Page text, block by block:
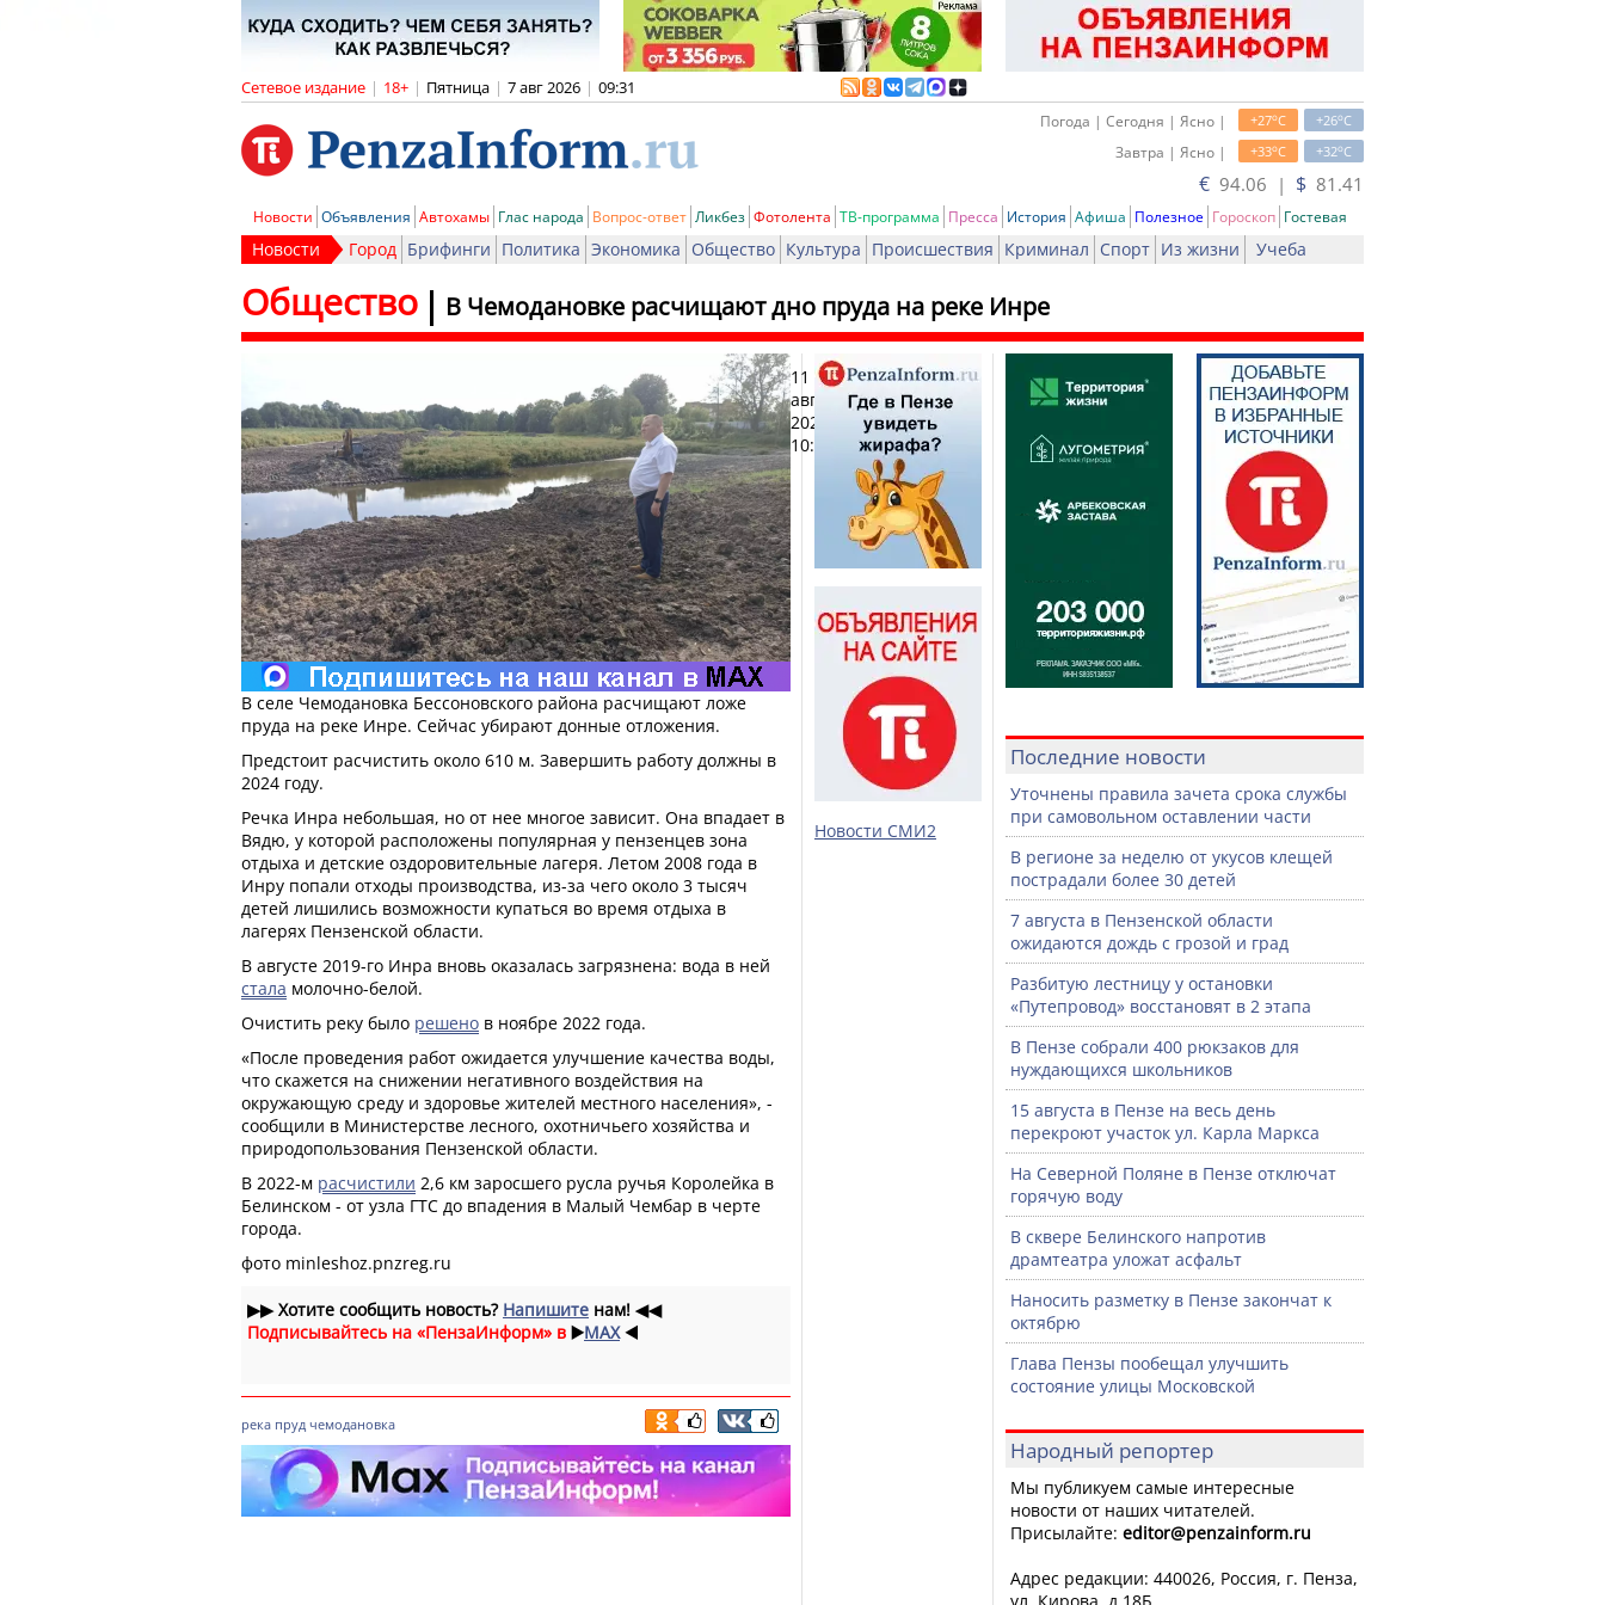
Сетевое издание | 18+ | Пятница | 7 авг 2026 | 09:31
+26oC
+27oC
Погода | Сегодня | Ясно |
+32oC
+33oC
Завтра | Ясно |
€ 94.06 | $ 81.41
Новости Объявления Автохамы Глас народа Вопрос-ответ Ликбез Фотолента ТВ-программа Пресса История Афиша Полезное Гороскоп Гостевая
Новости Город Брифинги Политика Экономика Общество Культура Происшествия Криминал Спорт Из жизни Учеба
В Чемодановке расчищают дно пруда на реке Инре
Общество
11
августа
2023,
10:51
Печать
В селе Чемодановка Бессоновского района расчищают ложе
пруда на реке Инре. Сейчас убирают донные отложения.
Предстоит расчистить около 610 м. Завершить работу должны в
2024 году.
Речка Инра небольшая, но от нее многое зависит. Она впадает в
Вядю, у которой расположены популярная у пензенцев зона
отдыха и детские оздоровительные лагеря. Летом 2008 года в
Инру попали отходы производства, из-за чего около 3 тысяч
детей лишились возможности купаться во время отдыха в
лагерях Пензенской области.
В августе 2019-го Инра вновь оказалась загрязнена: вода в ней
стала молочно-белой.
Очистить реку было решено в ноябре 2022 года.
«После проведения работ ожидается улучшение качества воды,
что скажется на снижении негативного воздействия на
окружающую среду и здоровье жителей местного населения», -
сообщили в Министерстве лесного, охотничьего хозяйства и
природопользования Пензенской области.
В 2022-м расчистили 2,6 км заросшего русла ручья Королейка в
Белинском - от узла ГТС до впадения в Малый Чембар в черте
города.
фото minleshoz.pnzreg.ru
▶▶Хотите сообщить новость? Напишите нам! ◀◀
Подписывайтесь на «ПензаИнформ» в ▶️MAX ◀️
река пруд чемодановка
Новости СМИ2
Последние новости
Уточнены правила зачета срока службы
при самовольном оставлении части
В регионе за неделю от укусов клещей
пострадали более 30 детей
7 августа в Пензенской области
ожидаются дождь с грозой и град
Разбитую лестницу у остановки
«Путепровод» восстановят в 2 этапа
В Пензе собрали 400 рюкзаков для
нуждающихся школьников
15 августа в Пензе на весь день
перекроют участок ул. Карла Маркса
На Северной Поляне в Пензе отключат
горячую воду
В сквере Белинского напротив
драмтеатра уложат асфальт
Наносить разметку в Пензе закончат к
октябрю
Глава Пензы пообещал улучшить
состояние улицы Московской
Народный репортер
Мы публикуем самые интересные
новости от наших читателей.
Присылайте: editor@penzainform.ru
Адрес редакции: 440026, Россия, г. Пенза,